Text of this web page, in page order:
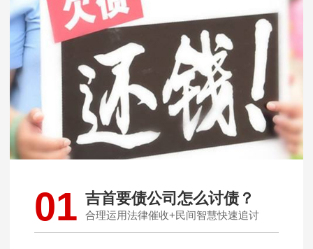
01 吉首要债公司怎么讨债？
合理运用法律催收+民间智慧快速追讨